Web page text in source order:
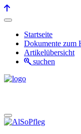
Startseite
Dokumente zum
Artikelübersicht
suchen